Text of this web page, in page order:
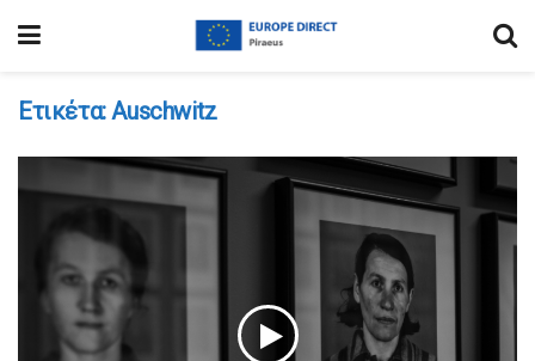
Ετικέτα:Auschwitz